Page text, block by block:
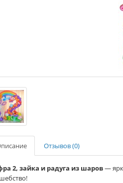
Отзывов (0)
2, зайка и радуга из шаров—